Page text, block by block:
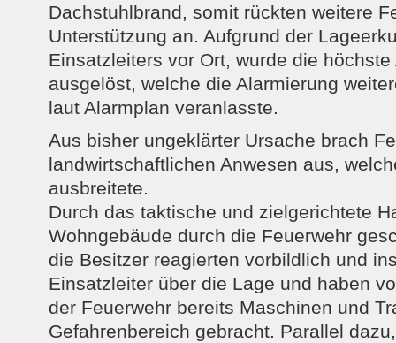
Dachstuhlbrand, somit rückten weitere
Unterstützung an. Aufgrund der
Einsatzleiters vor Ort, wurde die
ausgelöst, welche die Alarmierung
laut Alarmplan veranlasste.
Aus bisher ungeklärter Ursache brach
landwirtschaftlichen Anwesen aus,
ausbreitete.
Durch das taktische und zielgerichtete
Wohngebäude durch die Feuerwehr
die Besitzer reagierten vorbildlich und
Einsatzleiter über die Lage und haben
der Feuerwehr bereits Maschinen und
Gefahrenbereich gebracht. Parallel